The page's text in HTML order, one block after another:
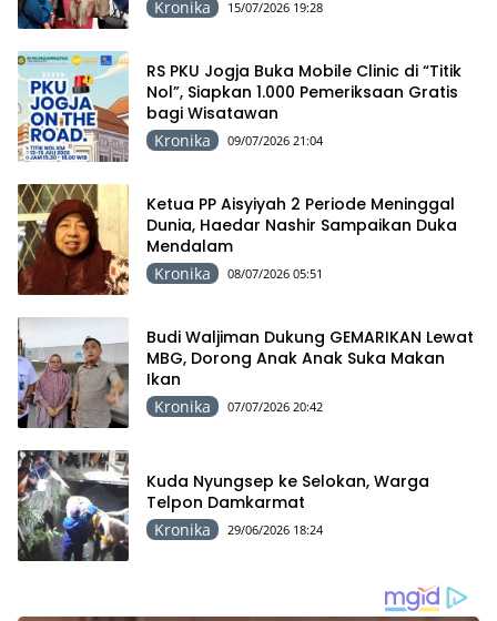
Kronika 15/07/2026 19:28
RS PKU Jogja Buka Mobile Clinic di “Titik
Nol”, Siapkan 1.000 Pemeriksaan Gratis
bagi Wisatawan
Kronika 09/07/2026 21:04
Ketua PP Aisyiyah 2 Periode Meninggal
Dunia, Haedar Nashir Sampaikan Duka
Mendalam
Kronika 08/07/2026 05:51
Budi Waljiman Dukung GEMARIKAN Lewat
MBG, Dorong Anak Anak Suka Makan
Ikan
Kronika 07/07/2026 20:42
Kuda Nyungsep ke Selokan, Warga
Telpon Damkarmat
Kronika 29/06/2026 18:24